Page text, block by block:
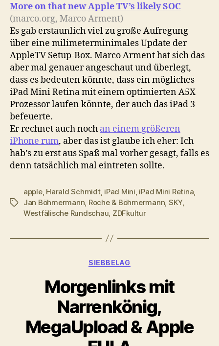
More on that new Apple TV’s likely SOC
(marco.org, Marco Arment)
Es gab erstaunlich viel zu große Aufregung
über eine milimeterminimales Update der
AppleTV Setup-Box. Marco Arment hat sich das
aber mal genauer angeschaut und überlegt,
dass es bedeuten könnte, dass ein mögliches
iPad Mini Retina mit einem optimierten A5X
Prozessor laufen könnte, der auch das iPad 3
befeuerte.
Er rechnet auch noch an einem größeren
iPhone rum, aber das ist glaube ich eher: Ich
hab’s zu erst aus Spaß mal vorher gesagt, falls es
denn tatsächlich mal eintreten sollte.
Schlagwörter
apple, Harald Schmidt, iPad Mini, iPad Mini Retina,
Jan Böhmermann, Roche & Böhmermann, SKY,
Westfälische Rundschau, ZDFkultur
Kategorien
SIEBBELAG
Morgenlinks mit
Narrenkönig,
MegaUpload & Apple